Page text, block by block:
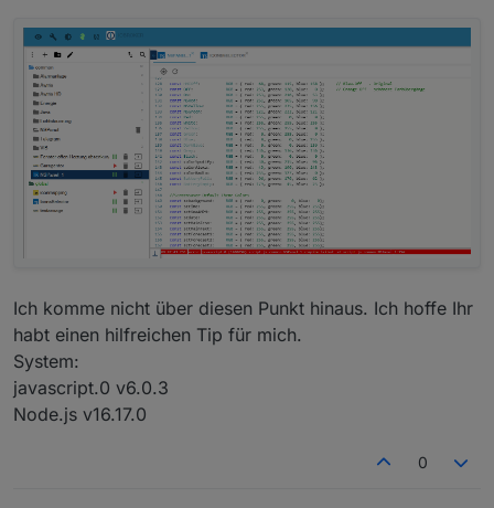
Ich komme nicht über diesen Punkt hinaus. Ich hoffe Ihr
habt einen hilfreichen Tip für mich.
System:
javascript.0 v6.0.3
Node.js v16.17.0
0